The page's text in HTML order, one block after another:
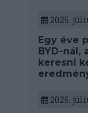
2026.
Egy éve
BYD-nál,
keresni
2026.